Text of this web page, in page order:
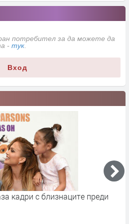
потребител за да можете да
- тук
Вход
кадри с близнаците преди